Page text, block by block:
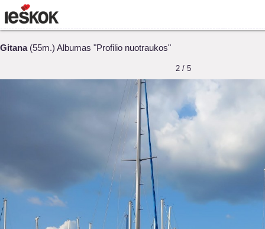
Gitana(55m.) Albumas "Profilio nuotraukos"
2 / 5